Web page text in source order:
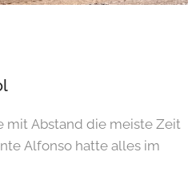
mit Abstand die meiste Zeit
Alfonso hatte alles im